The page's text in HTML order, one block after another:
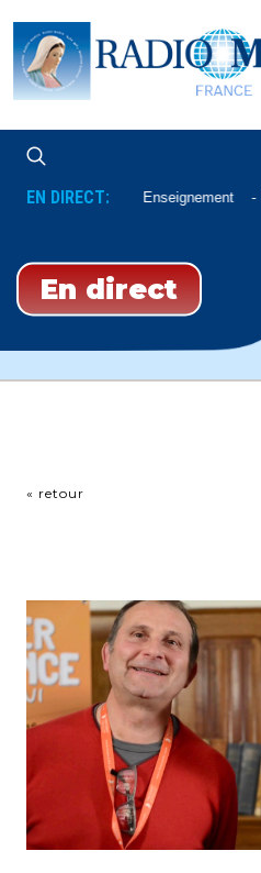
EN DIRECT: Enseignement
En direct
« retour